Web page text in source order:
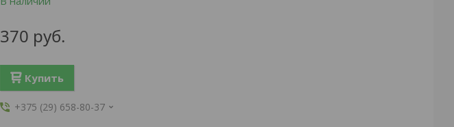
370 руб.
Купить
+375 (29) 658-80-37